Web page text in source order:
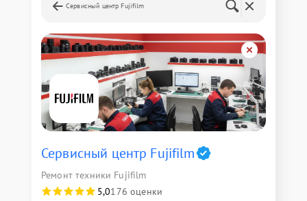
Сервисный центр Fujifilm
Сервисный центр Fujifilm
Ремонт техники Fujifilm
5,0176 оценки